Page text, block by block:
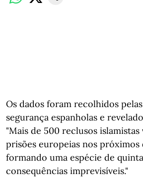
Os dados foram recolhidos
segurança espanholas e
"Mais de 500 reclusos islamistas
prisões europeias nos próximos
formando uma espécie de
consequências imprevisíveis."